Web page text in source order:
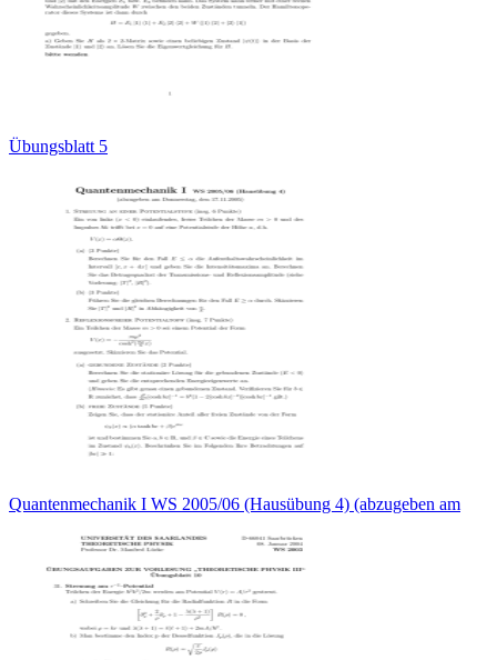
Übungsblatt 5
Quantenmechanik I WS 2005/06 (Hausübung 4) (abzugeben am